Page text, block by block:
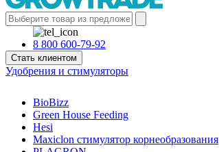
8 800 600-79-92
Стать клиентом
Удобрения и стимуляторы
BioBizz
Green House Feeding
Hesi
Maxiclon стимулятор корнеобразования